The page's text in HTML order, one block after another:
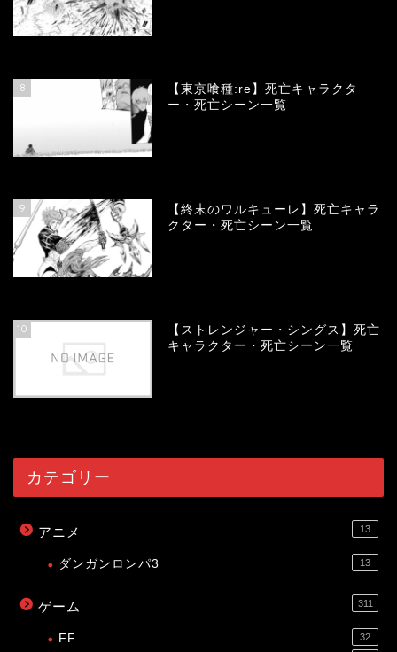
8
【東京喰種:re】死亡キャラクタ
ー・死亡シーン一覧
9
【終末のワルキューレ】死亡キャラ
クター・死亡シーン一覧
10
【ストレンジャー・シングス】死亡
キャラクター・死亡シーン一覧
カテゴリー
アニメ 13
ダンガンロンパ3 13
ゲーム 311
FF 32